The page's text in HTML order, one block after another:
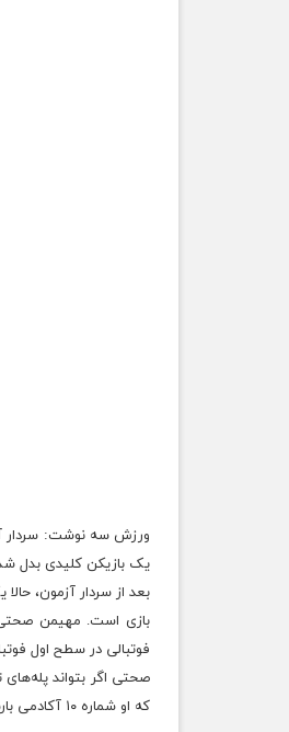
ورزش سه نوشت: سردار
یک بازیکن کلیدی بدل
بعد از سردار آزمون،
بازی است. مهیمن صحتی
فوتبالی در سطح اول
صحتی اگر بتواند
که او شماره ۱۰ آکادمی بارسلونا است.